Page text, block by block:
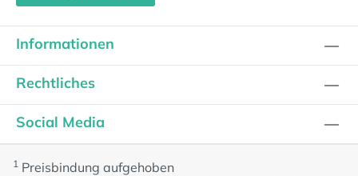
Informationen
Rechtliches
Social Media
1 Preisbindung aufgehoben